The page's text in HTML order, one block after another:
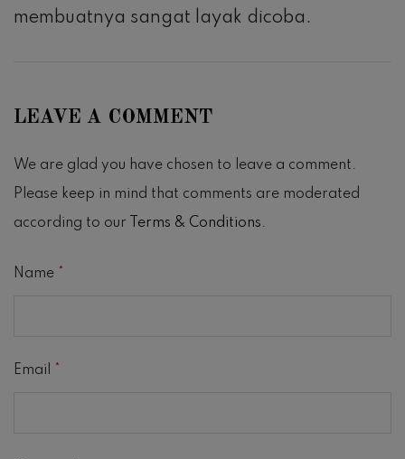
membuatnya sangat layak dicoba.
LEAVE A COMMENT
We are glad you have chosen to leave a comment.
Please keep in mind that comments are moderated
according to our Terms & Conditions.
Name
Email